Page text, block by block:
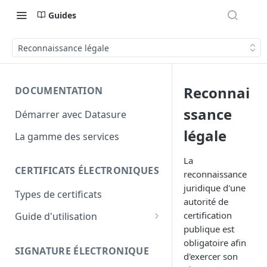
Guides
Reconnaissance légale
DOCUMENTATION
Démarrer avec Datasure
La gamme des services
CERTIFICATS ÉLECTRONIQUES
Types de certificats
Guide d'utilisation
Enterprise+
SIGNATURE ÉLECTRONIQUE
Reconnai
ssance
légale
La
reconnaissance
juridique d'une
autorité de
certification
publique est
obligatoire afin
d'exercer son